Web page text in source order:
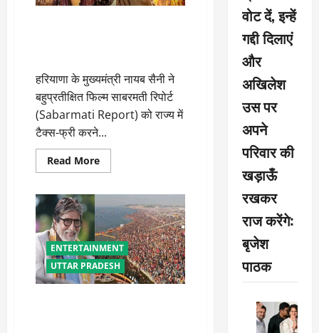
हरियाणा के मुख्यमंत्री नायब सैनी ने
बहुप्रतीक्षित फिल्म साबरमती रिपोर्ट
(Sabarmati Report) को राज्य में
टैक्स-फ्री करने...
Read MoreRead
more
फिल्म
साबरमती
रिपोर्ट
टैक्स-
फ्री:
सीएम
नायब
सैनी
ENTERTAINMENT
UTTAR PRADESH
वोट दें, इन्हें
गद्दी दिलाएं
और
अखिलेश
उस पर
अपने
परिवार की
खड़ाऊँ
रखकर
राज करेंगे:
बृजेश
पाठक